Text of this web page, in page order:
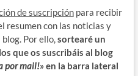
de suscripciónpara recibir
resumen con las noticias y
Por ello,sortearé un
que os suscribáis al blog
por mail!» en la barra lateral